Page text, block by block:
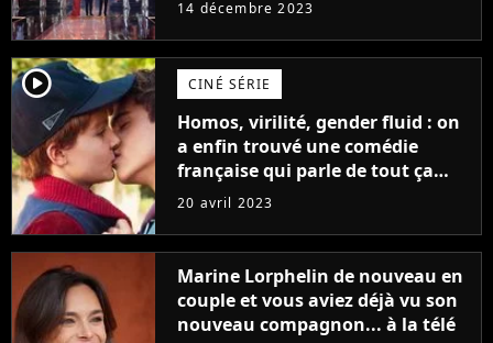
14 décembre 2023
player2 CINÉ SÉRIE
Homos, virilité, gender fluid : on
a enfin trouvé une comédie
française qui parle de tout ça
sans être super ringarde
20 avril 2023
Marine Lorphelin de nouveau en
couple et vous aviez déjà vu son
nouveau compagnon... à la télé